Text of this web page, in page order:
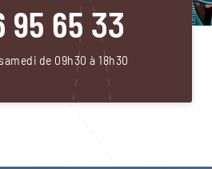
95 65 33
de 09h30 à 18h30